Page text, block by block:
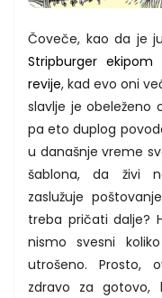
Čoveče, kao da je
Stripburger
revije, kad evo oni
slavlje je obeleženo
pa eto duplog
u današnje vreme
šablona, da živi
zaslužuje
treba pričati dalje?
nismo svesni
utrošeno. Prosto,
zdravo za gotovo,